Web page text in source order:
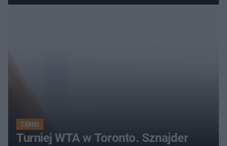
na liście
TENIS
Turniej WTA w Toronto. Sznajder